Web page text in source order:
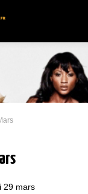
29 mars